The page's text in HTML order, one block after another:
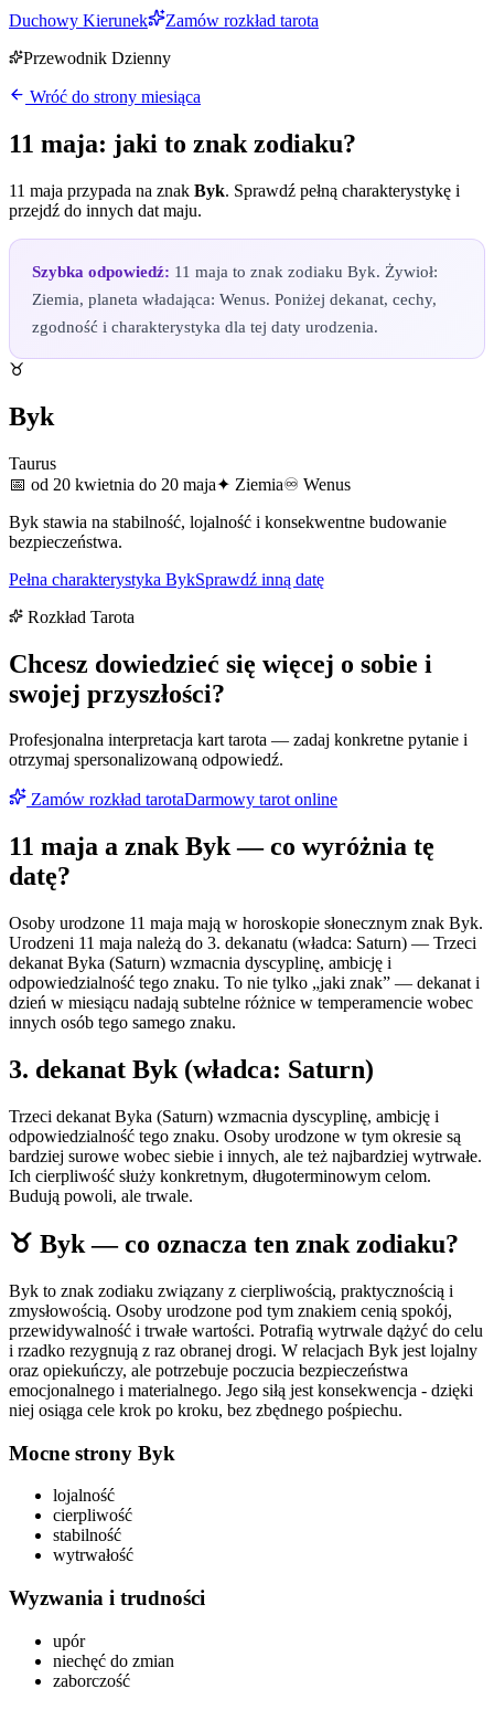
Duchowy Kierunek
Zamów rozkład tarota
Przewodnik Dzienny
Wróć do strony miesiąca
11 maja: jaki to znak zodiaku?
11 maja przypada na znak Byk. Sprawdź pełną charakterystykę i
przejdź do innych dat maju.
Szybka odpowiedź: 11 maja to znak zodiaku Byk. Żywioł:
Ziemia, planeta władająca: Wenus. Poniżej dekanat, cechy,
zgodność i charakterystyka dla tej daty urodzenia.
♉
Byk
Taurus
📅 od 20 kwietnia do 20 maja✦ Ziemia♾ Wenus
Byk stawia na stabilność, lojalność i konsekwentne budowanie
bezpieczeństwa.
Pełna charakterystyka BykSprawdź inną datę
Rozkład Tarota
Chcesz dowiedzieć się więcej o sobie i
swojej przyszłości?
Profesjonalna interpretacja kart tarota — zadaj konkretne pytanie i
otrzymaj spersonalizowaną odpowiedź.
Zamów rozkład tarotaDarmowy tarot online
11 maja a znakByk— co wyróżnia tę
datę?
Osoby urodzone 11 maja mają w horoskopie słonecznym znak Byk.
Urodzeni 11 maja należą do 3. dekanatu (władca: Saturn) — Trzeci
dekanat Byka (Saturn) wzmacnia dyscyplinę, ambicję i
odpowiedzialność tego znaku. To nie tylko „jaki znak” — dekanat i
dzień w miesiącu nadają subtelne różnice w temperamencie wobec
innych osób tego samego znaku.
3. dekanat Byk (władca: Saturn)
Trzeci dekanat Byka (Saturn) wzmacnia dyscyplinę, ambicję i
odpowiedzialność tego znaku. Osoby urodzone w tym okresie są
bardziej surowe wobec siebie i innych, ale też najbardziej wytrwałe.
Ich cierpliwość służy konkretnym, długoterminowym celom.
Budują powoli, ale trwale.
♉ Byk— co oznacza ten znak zodiaku?
Byk to znak zodiaku związany z cierpliwością, praktycznością i
zmysłowością. Osoby urodzone pod tym znakiem cenią spokój,
przewidywalność i trwałe wartości. Potrafią wytrwale dążyć do celu
i rzadko rezygnują z raz obranej drogi. W relacjach Byk jest lojalny
oraz opiekuńczy, ale potrzebuje poczucia bezpieczeństwa
emocjonalnego i materialnego. Jego siłą jest konsekwencja - dzięki
niej osiąga cele krok po kroku, bez zbędnego pośpiechu.
Mocne strony Byk
lojalność
cierpliwość
stabilność
wytrwałość
Wyzwania i trudności
upór
niechęć do zmian
zaborczość